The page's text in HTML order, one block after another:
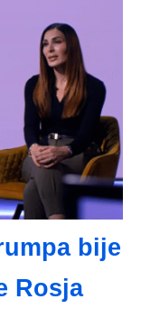
bije
Rosja